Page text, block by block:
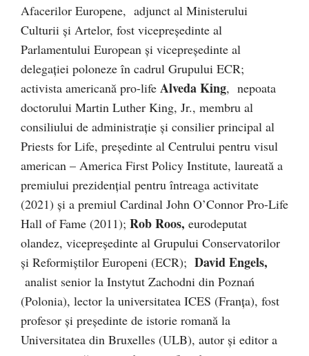
Afacerilor Europene, adjunct al Ministerului
Culturii și Artelor, fost vicepreședinte al
Parlamentului European și vicepreședinte al
delegației poloneze în cadrul Grupului ECR;
activista americană pro-life Alveda King, nepoata
doctorului Martin Luther King, Jr., membru al
consiliului de administrație și consilier principal al
Priests for Life, președinte al Centrului pentru visul
american – America First Policy Institute, laureată a
premiului prezidențial pentru întreaga activitate
(2021) și a premiul Cardinal John O’Connor Pro-Life
Hall of Fame (2011); Rob Roos, eurodeputat
olandez, vicepreședinte al Grupului Conservatorilor
și Reformiștilor Europeni (ECR); David Engels,
analist senior la Instytut Zachodni din Poznań
(Polonia), lector la universitatea ICES (Franța), fost
profesor și președinte de istorie romană la
Universitatea din Bruxelles (ULB), autor și editor a